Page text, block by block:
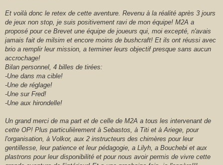
Et voilà donc le retex de cette aventure. Revenu à la réalité après 3 jours
de jeux non stop, je suis positivement ravi de mon équipe! M2A a
proposé pour ce Brevet une équipe de joueurs qui, moi excepté, n'avais
jamais fait de milsim et encore moins de bushcraft! Et ils ont réussi avec
brio a remplir leur mission, a terminer leurs objectif presque sans aucun
accrochage!
Bilan personnel, 4 billes de tirées:
-Une dans ma cible!
-Une de réglage!
-Une sur Fred!
-Une aux hirondelle!
Un grand merci de ma part et de celle de M2A a tous les intervenant de
cette OP! Plus particulièrement à Sebastos, à Titi et à Ariege, pour
l'organisation, à Volkor, aux 2 instructeurs des chimères pour leur
gentillesse, leur patience et leur pédagogie, a Lilyh, a Bouchebi et aux
plastrons pour leur disponibilité et pour nous avoir permis de vivre cette